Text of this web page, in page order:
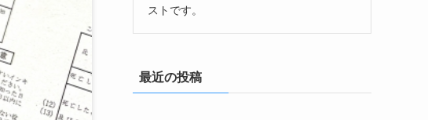
ストです。
最近の投稿